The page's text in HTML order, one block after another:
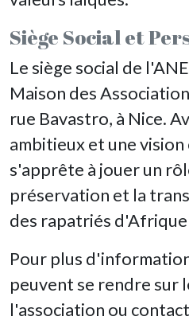
Siège Social et
Le siège social de
Maison des
rue Bavastro, à Nice.
ambitieux et une
s'apprête à jouer un
préservation et la
des rapatriés
Pour plus
peuvent se rendre sur
l'association ou